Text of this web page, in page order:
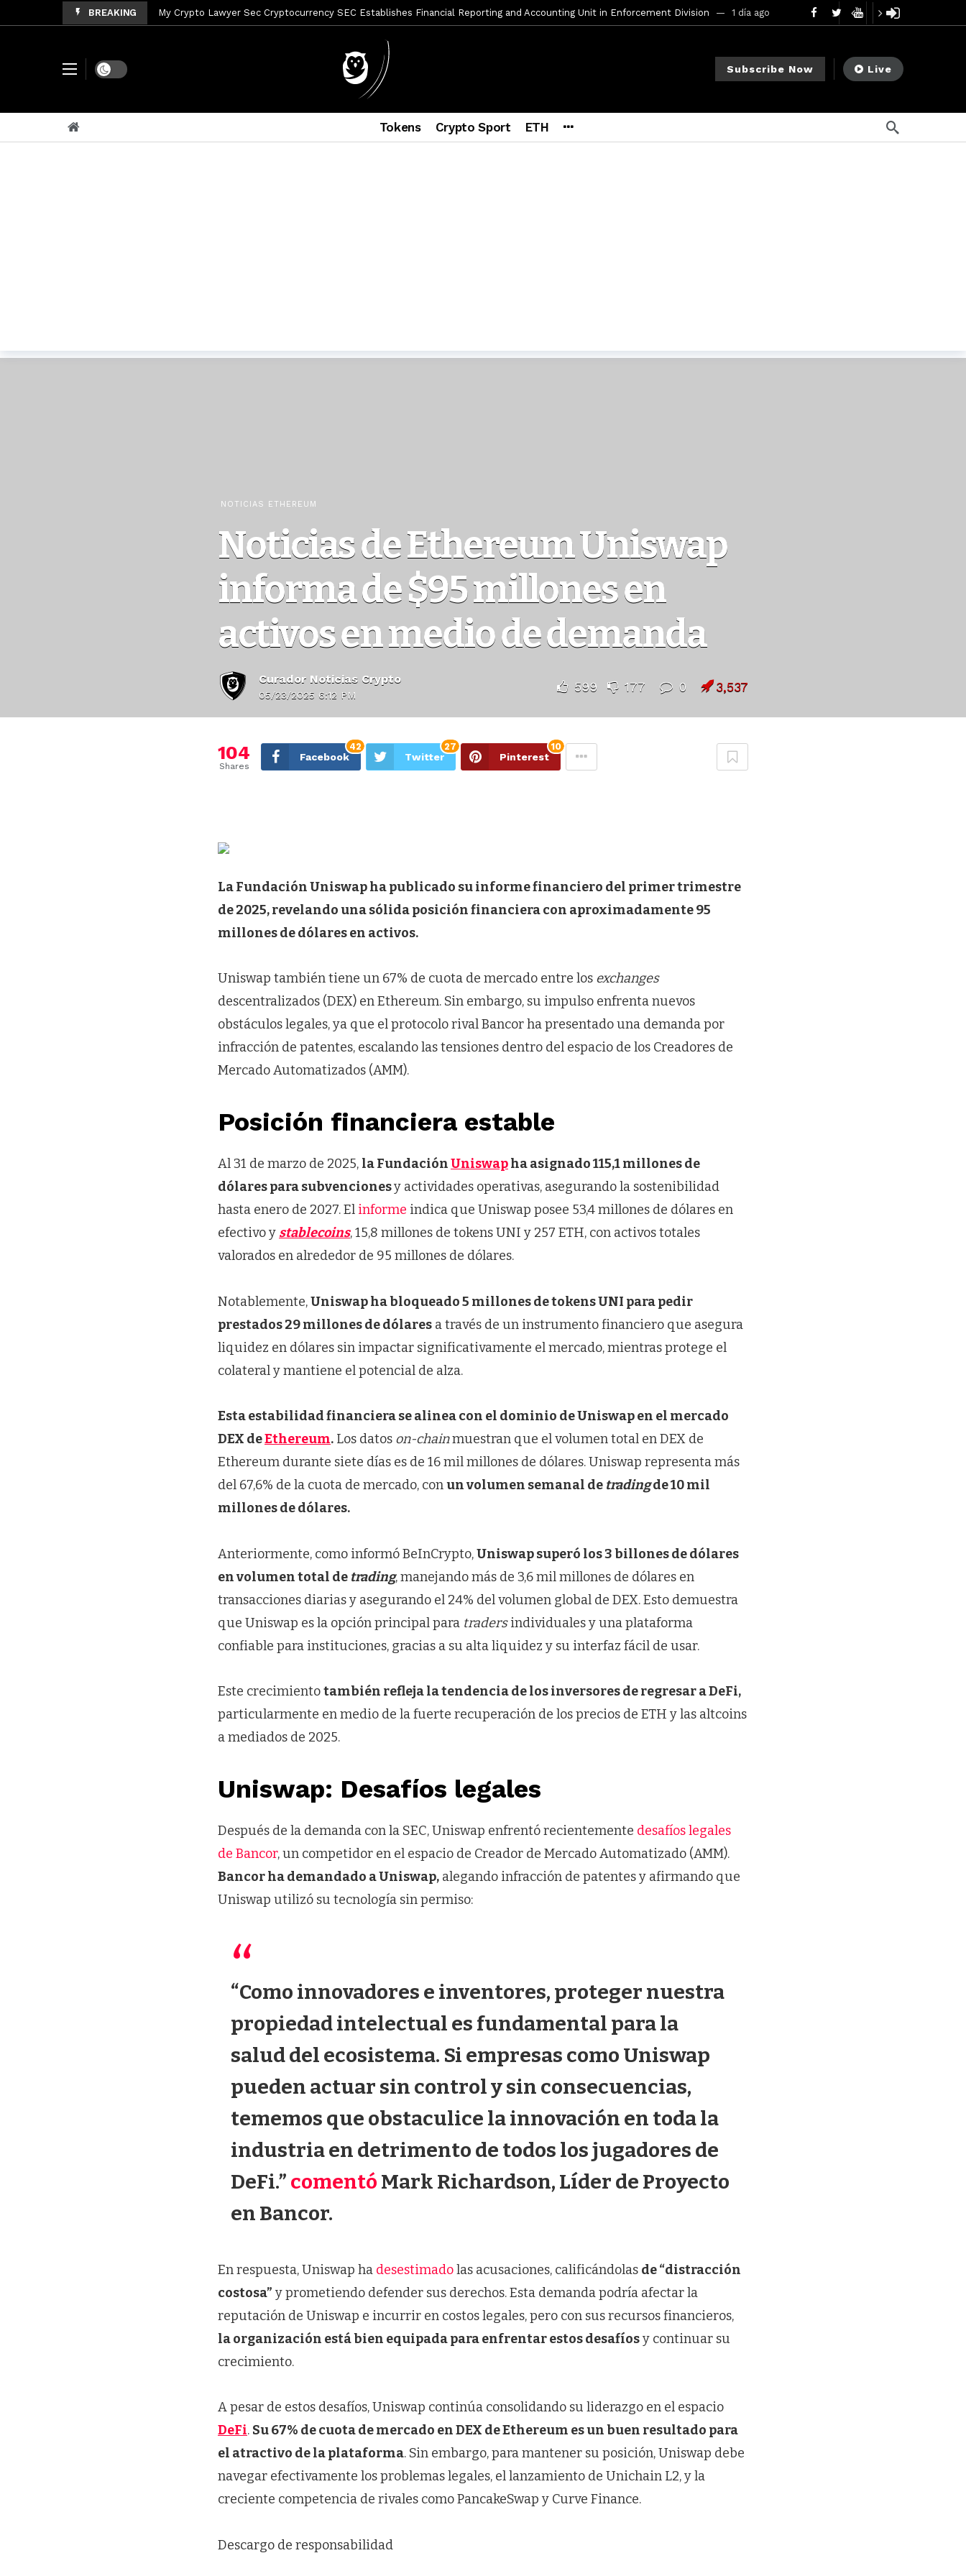
BREAKING My Crypto Lawyer Sec Cryptocurrency SEC Establishes Financial Reporting and Accounting Unit in Enforcement Division 1 día ago
My Crypto Lawyer Sec Speeches Cryptocurrency Restoring Regulatory Clarity: Statement on Technical Amendments to Rule 0‑1(a)(7) 2 días ago
My Crypto Lawyer Sec News Cynthia Lummis sets Trump condition for CLARITY Act passage
My Crypto Lawyer Sec Cryptocurrency SEC Announces Continuation of Small Business Advisory Committee Meeting
Dark mode Subscribe Now Live
Tokens Crypto Sport ETH
NOTICIAS ETHEREUM
Noticias de Ethereum Uniswap
informa de $95 millones en
activos en medio de demanda
Curador Noticias Crypto
05/23/2025 6:12 PM
599 177 0 3,537
104
Shares
Facebook
42
Twitter
27
Pinterest
10
La Fundación Uniswap ha publicado su informe financiero del primer trimestre
de 2025, revelando una sólida posición financiera con aproximadamente 95
millones de dólares en activos.
Uniswap también tiene un 67% de cuota de mercado entre los exchanges
descentralizados (DEX) en Ethereum. Sin embargo, su impulso enfrenta nuevos
obstáculos legales, ya que el protocolo rival Bancor ha presentado una demanda por
infracción de patentes, escalando las tensiones dentro del espacio de los Creadores de
Mercado Automatizados (AMM).
Posición financiera estable
Al 31 de marzo de 2025, la FundaciónUniswapha asignado 115,1 millones de
dólares para subvencionesy actividades operativas, asegurando la sostenibilidad
hasta enero de 2027. El informe indica que Uniswap posee 53,4 millones de dólares en
efectivo y stablecoins, 15,8 millones de tokens UNI y 257 ETH, con activos totales
valorados en alrededor de 95 millones de dólares.
Notablemente,Uniswap ha bloqueado 5 millones de tokens UNI para pedir
prestados 29 millones de dólares a través de un instrumento financiero que asegura
liquidez en dólares sin impactar significativamente el mercado, mientras protege el
colateral y mantiene el potencial de alza.
Esta estabilidad financiera se alinea con el dominio de Uniswap en el mercado
DEX deEthereum. Los datos on-chainmuestran que el volumen total en DEX de
Ethereum durante siete días es de 16 mil millones de dólares. Uniswap representa más
del 67,6% de la cuota de mercado, conun volumen semanal de tradingde 10 mil
millones de dólares.
Anteriormente, como informó BeInCrypto,Uniswap superó los 3 billones de dólares
en volumen total de trading, manejando más de 3,6 mil millones de dólares en
transacciones diarias y asegurando el 24% del volumen global de DEX. Esto demuestra
que Uniswap es la opción principal para tradersindividuales y una plataforma
confiable para instituciones, gracias a su alta liquidez y su interfaz fácil de usar.
Este crecimientotambién refleja la tendencia de los inversores de regresar a DeFi,
particularmente en medio de la fuerte recuperación de los precios de ETH y las altcoins
a mediados de 2025.
Uniswap: Desafíos legales
Después de la demanda con la SEC, Uniswap enfrentó recientemente desafíos legales
de Bancor, un competidor en el espacio de Creador de Mercado Automatizado (AMM).
Bancor ha demandado a Uniswap, alegando infracción de patentes y afirmando que
Uniswap utilizó su tecnología sin permiso:
“Como innovadores e inventores, proteger nuestra
propiedad intelectual es fundamental para la
salud del ecosistema. Si empresas como Uniswap
pueden actuar sin control y sin consecuencias,
tememos que obstaculice la innovación en toda la
industria en detrimento de todos los jugadores de
DeFi.” comentó Mark Richardson, Líder de Proyecto
en Bancor.
En respuesta, Uniswap ha desestimadolas acusaciones, calificándolas de “distracción
costosa” y prometiendo defender sus derechos. Esta demanda podría afectar la
reputación de Uniswap e incurrir en costos legales, pero con sus recursos financieros,
la organización está bien equipada para enfrentar estos desafíosy continuar su
crecimiento.
A pesar de estos desafíos, Uniswap continúa consolidando su liderazgo en el espacio
DeFi. Su 67% de cuota de mercado en DEX de Ethereum es un buen resultado para
el atractivo de la plataforma. Sin embargo, para mantener su posición, Uniswap debe
navegar efectivamente los problemas legales, el lanzamiento de Unichain L2, y la
creciente competencia de rivales como PancakeSwap y Curve Finance.
Descargo de responsabilidad